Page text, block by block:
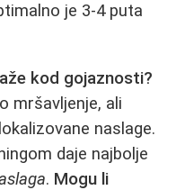
je 3-4 puta
kod gojaznosti?
mršavljenje, ali
naslage.
daje najbolje
. Mogu li